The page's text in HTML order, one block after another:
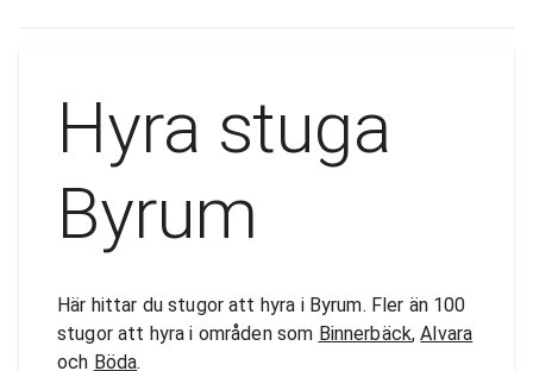
Hyra stuga
Byrum
Här hittar du stugor att hyra i Byrum. Fler än 100
stugor att hyra i områden som Binnerbäck,Alvara
och Böda.